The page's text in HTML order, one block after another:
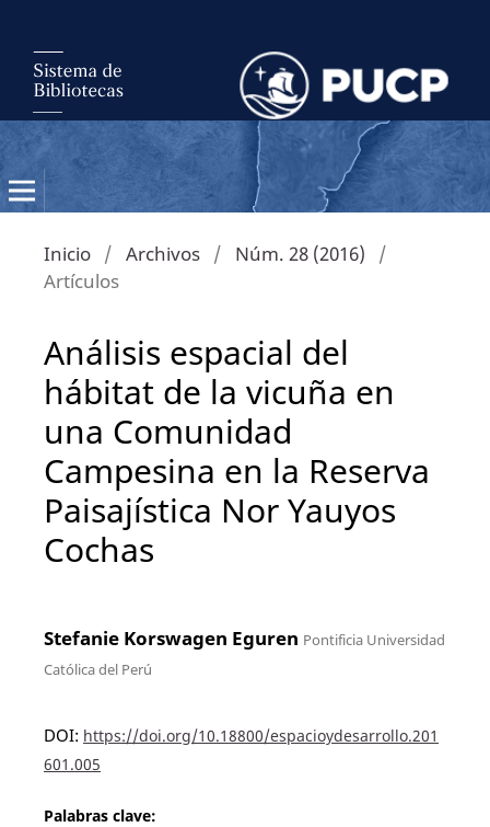
Inicio / Archivos / Núm. 28 (2016)
/
Artículos
Análisis espacial del
hábitat de la vicuña en
una Comunidad
Campesina en la Reserva
Paisajística Nor Yauyos
Cochas
Stefanie Korswagen Eguren Pontificia Universidad
Católica del Perú
DOI: https://doi.org/10.18800/espacioydesarrollo.201
601.005
Palabras clave: